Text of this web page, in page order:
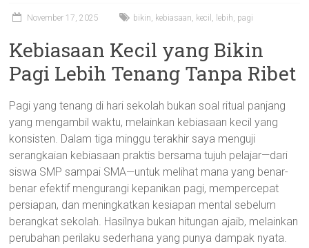
November 17, 2025 bikin, kebiasaan, kecil , lebih, pagi
Kebiasaan Kecil yang Bikin
Pagi Lebih Tenang Tanpa Ribet
Pagi yang tenang di hari sekolah bukan soal ritual panjang
yang mengambil waktu, melainkan kebiasaan kecil yang
konsisten. Dalam tiga minggu terakhir saya menguji
serangkaian kebiasaan praktis bersama tujuh pelajar—dari
siswa SMP sampai SMA—untuk melihat mana yang benar-
benar efektif mengurangi kepanikan pagi, mempercepat
persiapan, dan meningkatkan kesiapan mental sebelum
berangkat sekolah. Hasilnya bukan hitungan ajaib, melainkan
perubahan perilaku sederhana yang punya dampak nyata.